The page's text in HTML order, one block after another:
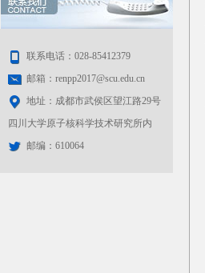
联系电话：028-85412379
邮箱：renpp2017@scu.edu.cn
地址：成都市武侯区望江路29号
四川大学原子核科学技术研究所内
邮编：610064